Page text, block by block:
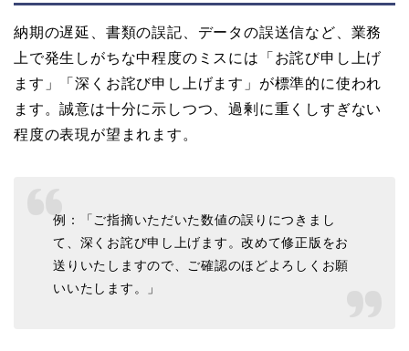
納期の遅延、書類の誤記、データの誤送信など、業務
上で発生しがちな中程度のミスには「お詫び申し上げ
ます」「深くお詫び申し上げます」が標準的に使われ
ます。誠意は十分に示しつつ、過剰に重くしすぎない
程度の表現が望まれます。
例：「ご指摘いただいた数値の誤りにつきまし
て、深くお詫び申し上げます。改めて修正版をお
送りいたしますので、ご確認のほどよろしくお願
いいたします。」